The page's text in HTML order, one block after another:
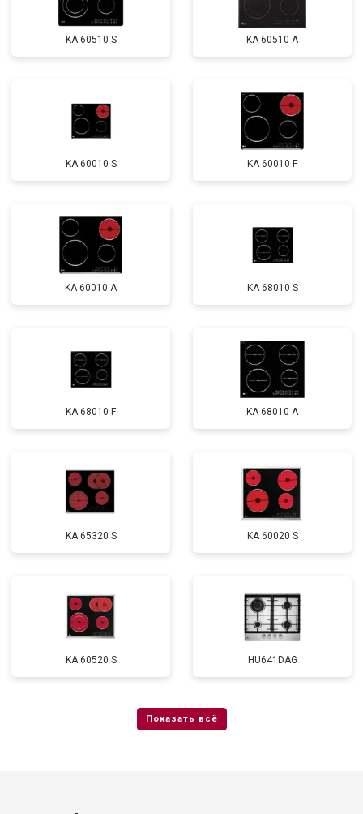
KA 60510 S KA 60510 A
KA 60010 S KA 60010 F
KA 60010 A KA 68010 S
KA 68010 F KA 68010 A
KA 65320 S KA 60020 S
KA 60520 S HU641DAG